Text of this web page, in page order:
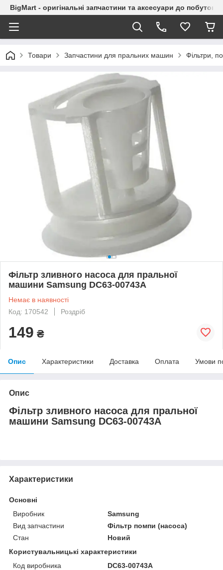
BigMart - оригінальні запчастини та аксесуари до побутової
Товари Запчастини для пральних машин Фільтри,
Фільтр зливного насоса для пральної
машини Samsung DC63-00743A
Немає в наявності
Код: 170542
Роздріб
149 ₴
Опис Характеристики Доставка Оплата Умови
Опис
Фільтр зливного насоса для пральної
машини Samsung DC63-00743A
Характеристики
Основні
Виробник
Samsung
Вид запчастини
Фільтр помпи (насоса)
Стан
Новий
Користувальницькі характеристики
Код виробника
DC63-00743A